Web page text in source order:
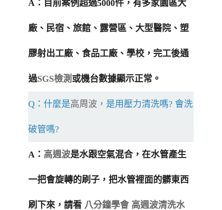
A：目前案例超過5000件，有多家園區大
廠、民宿、旅館、露營區、大型醫院、塑
膠射出工廠、食品工廠、學校，完工後通
過SGS檢測 或機台數據顯示正常。
Q：什麼是高周波 ，是用壓力清洗嗎? 會洗
破管嗎?
A： 高週波是水跟空氣混合，在水管產生
一把會旋轉的刷子，把水管裡面的髒東西
刷下來，請看 八分鐘學會 高週波清洗水